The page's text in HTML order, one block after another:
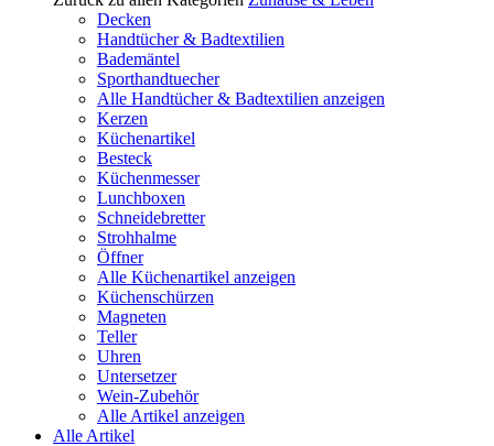
Decken
Handtücher & Badtextilien
Bademäntel
Sporthandtuecher
Alle Handtücher & Badtextilien anzeigen
Kerzen
Küchenartikel
Besteck
Küchenmesser
Lunchboxen
Schneidebretter
Strohhalme
Öffner
Alle Küchenartikel anzeigen
Küchenschürzen
Magneten
Teller
Uhren
Untersetzer
Wein-Zubehör
Alle Artikel anzeigen
Alle Artikel